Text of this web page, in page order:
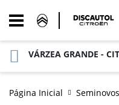
VÁRZEA GRANDE -
Página Inicial Seminovos